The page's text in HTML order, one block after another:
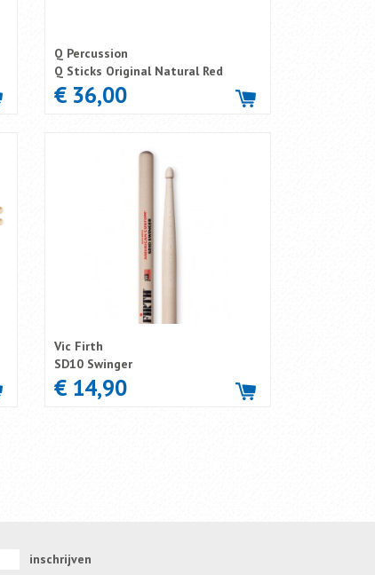
Q Percussion
Q Sticks Original Natural Red
€ 36,00
Vic Firth
SD10 Swinger
€ 14,90
inschrijven